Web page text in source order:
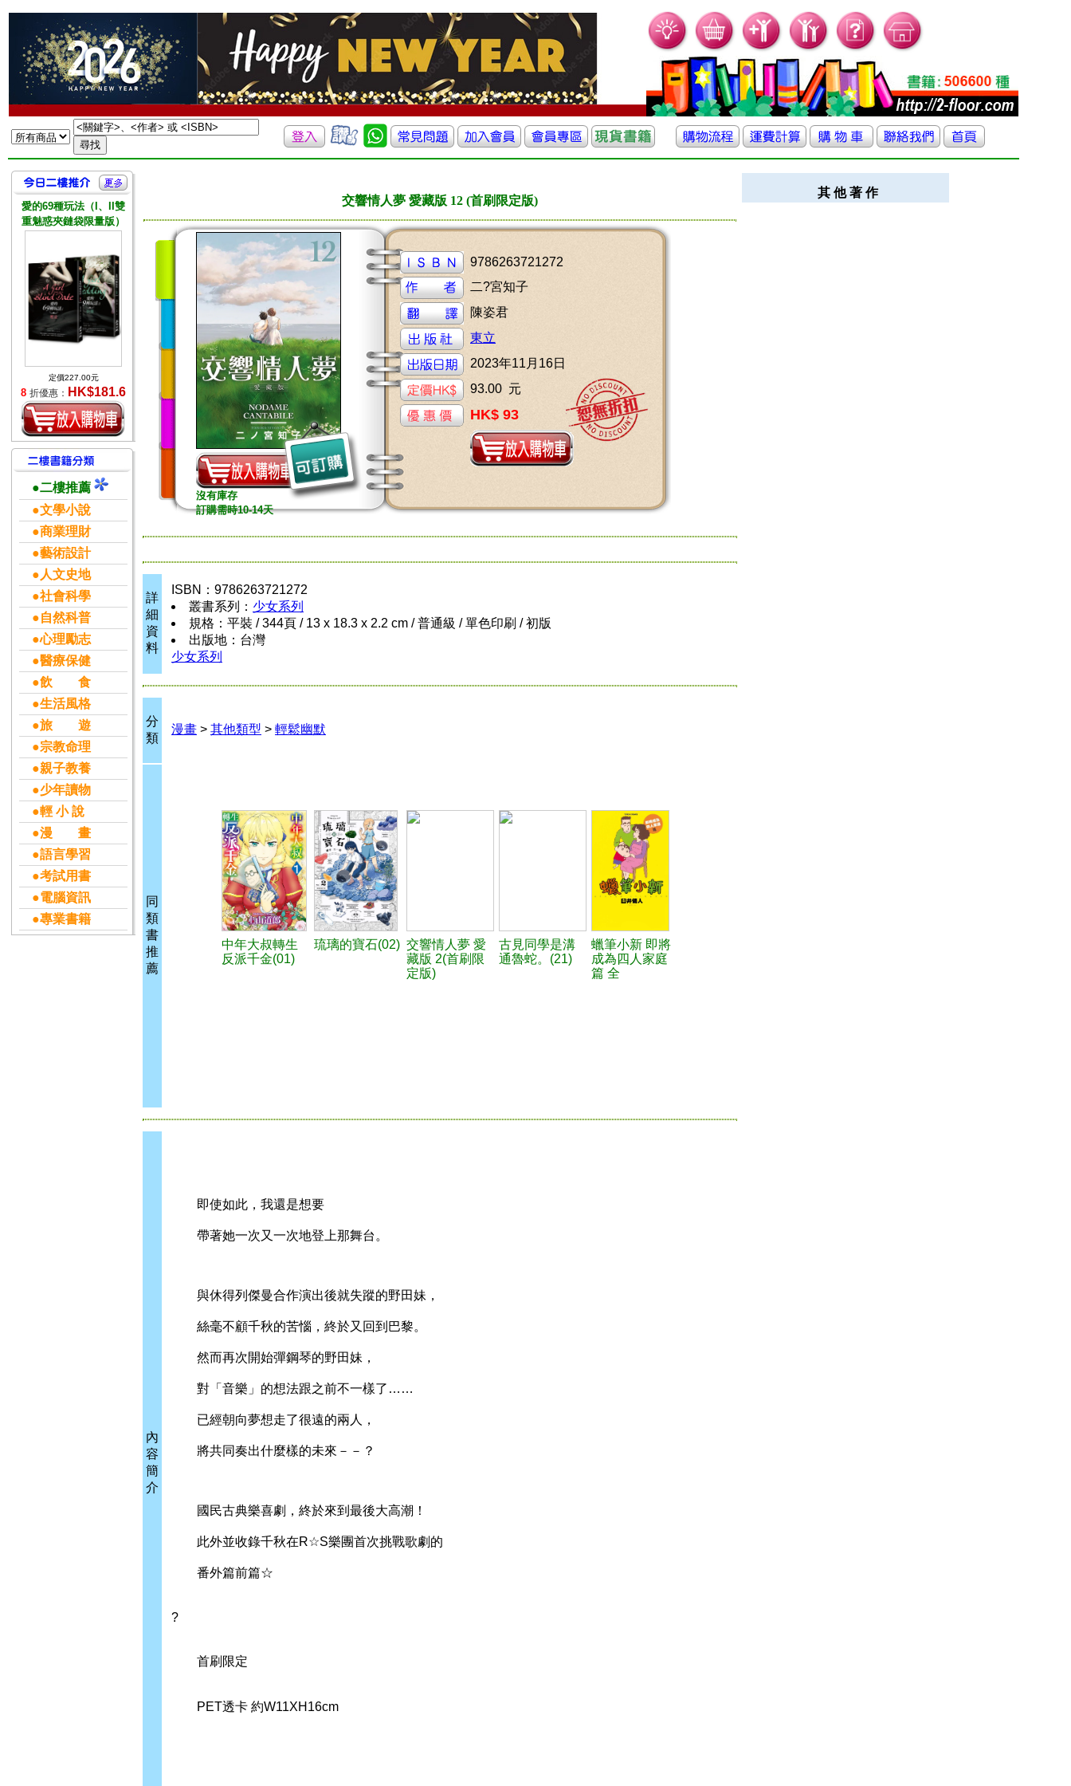
愛的69種玩法（I、II雙
重魅惑夾鏈袋限量版）
定價227.00元
8 折優惠： HK$181.6
●二樓推薦
●文學小說
●商業理財
●藝術設計
●人文史地
●社會科學
●自然科普
●心理勵志
●醫療保健
●飲 食
●生活風格
●旅 遊
●宗教命理
●親子教養
●少年讀物
●輕 小 說
●漫 畫
●語言學習
●考試用書
●電腦資訊
●專業書籍
交響情人夢 愛藏版 12 (首刷限定版)
沒有庫存
訂購需時10-14天
9786263721272
二?宮知子
陳姿君
東立
2023年11月16日
93.00 元
HK$ 93
詳
細
資
料
ISBN：9786263721272
叢書系列： 少女系列
規格：平裝 / 344頁 / 13 x 18.3 x 2.2 cm / 普通級 / 單色印刷 / 初版
出版地：台灣
少女系列
分
類
漫畫 > 其他類型 > 輕鬆幽默
同
類
書
推
薦
中年大叔轉生
反派千金(01)
琉璃的寶石(02) 交響情人夢 愛
藏版 2(首刷限
定版)
古見同學是溝
通魯蛇。(21)
蠟筆小新 即將
成為四人家庭
篇 全
內
容
簡
介
即使如此，我還是想要
帶著她一次又一次地登上那舞台。
與休得列傑曼合作演出後就失蹤的野田妹，
絲毫不顧千秋的苦惱，終於又回到巴黎。
然而再次開始彈鋼琴的野田妹，
對「音樂」的想法跟之前不一樣了……
已經朝向夢想走了很遠的兩人，
將共同奏出什麼樣的未來－－？
國民古典樂喜劇，終於來到最後大高潮！
此外並收錄千秋在R☆S樂團首次挑戰歌劇的
番外篇前篇☆
?
首刷限定
PET透卡 約W11XH16cm
其 他 著 作